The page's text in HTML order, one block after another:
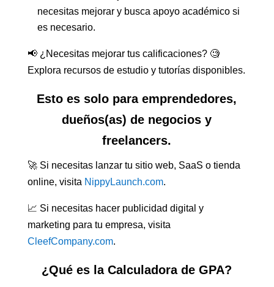
necesitas mejorar y busca apoyo académico si
es necesario.
📢 ¿Necesitas mejorar tus calificaciones? 🧐
Explora recursos de estudio y tutorías disponibles.
Esto es solo para emprendedores,
dueños(as) de negocios y
freelancers.
🚀 Si necesitas lanzar tu sitio web, SaaS o tienda
online, visita NippyLaunch.com.
📈 Si necesitas hacer publicidad digital y
marketing para tu empresa, visita
CleefCompany.com.
¿Qué es la Calculadora de GPA?